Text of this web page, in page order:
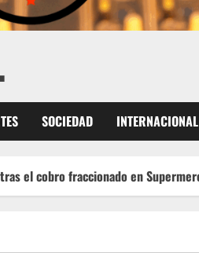
SOCIEDAD INTERNACIONAL
en Supermercados Toledo